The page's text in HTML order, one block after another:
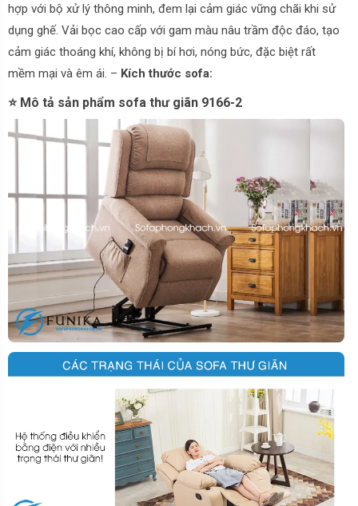
hợp với bộ xử lý thông minh, đem lại cảm giác vững chãi khi sử
dụng ghế. Vải bọc cao cấp với gam màu nâu trầm độc đáo, tạo
cảm giác thoáng khí, không bị bí hơi, nóng bức, đặc biệt rất
mềm mại và êm ái. – Kích thước sofa:
⭐ Mô tả sản phẩm sofa thư giãn 9166-2